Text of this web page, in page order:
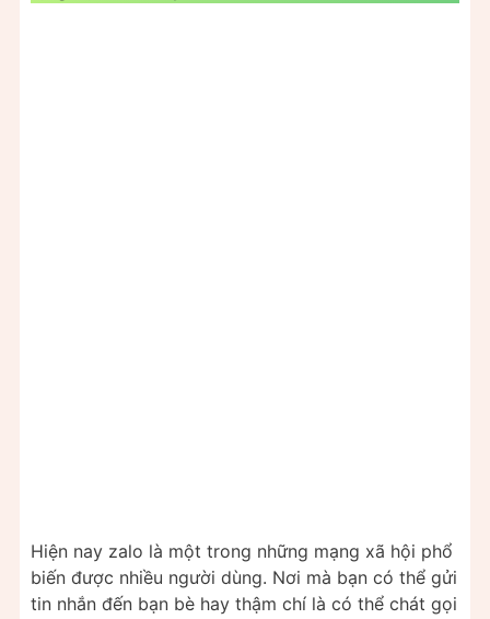
Hiện nay zalo là một trong những mạng xã hội phổ
biến được nhiều người dùng. Nơi mà bạn có thể gửi
tin nhắn đến bạn bè hay thậm chí là có thể chát gọi